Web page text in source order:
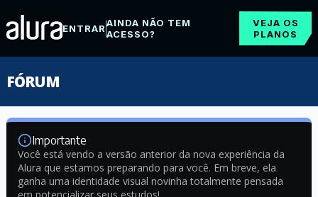
ENTRARAINDA NÃO TEM
ACESSO?
VEJA OS
PLANOS
FÓRUM
Importante
Você está vendo a versão anterior da nova experiência da
Alura que estamos preparando para você. Em breve, ela
ganha uma identidade visual novinha totalmente pensada